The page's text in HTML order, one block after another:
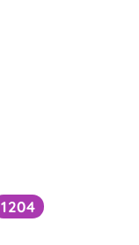
1204